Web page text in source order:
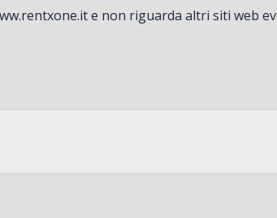
e non riguarda altri siti web